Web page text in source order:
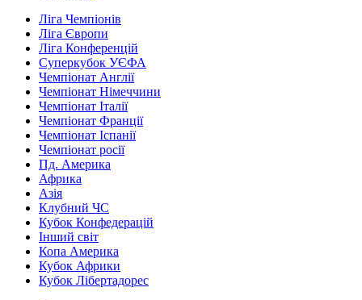
Ліга Чемпіонів
Ліга Європи
Ліга Конференцій
Суперкубок УЄФА
Чемпіонат Англії
Чемпіонат Німеччини
Чемпіонат Італії
Чемпіонат Франції
Чемпіонат Іспанії
Чемпіонат росії
Пд. Америка
Африка
Азія
Клубний ЧС
Кубок Конфедерацій
Інший світ
Копа Америка
Кубок Африки
Кубок Лібертадорес